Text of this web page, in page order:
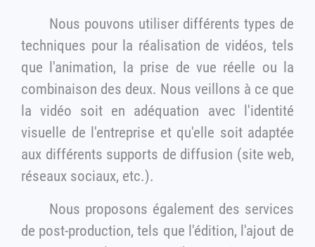
Nous pouvons utiliser différents types de
techniques pour la réalisation de vidéos, tels
que l'animation, la prise de vue réelle ou la
combinaison des deux. Nous veillons à ce que
la vidéo soit en adéquation avec l'identité
visuelle de l'entreprise et qu'elle soit adaptée
aux différents supports de diffusion (site web,
réseaux sociaux, etc.).
Nous proposons également des services
de post-production, tels que l'édition, l'ajout de